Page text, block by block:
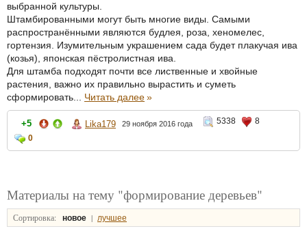
выбранной культуры.
Штамбированными могут быть многие виды. Самыми
распространёнными являются будлея, роза, хеномелес,
гортензия. Изумительным украшением сада будет плакучая ива
(козья), японская пёстролистная ива.
Для штамба подходят почти все лиственные и хвойные
растения, важно их правильно вырастить и суметь
сформировать... Читать далее»
+5 Lika179 29 ноября 2016 года 5338
8
0
Материалы на тему "формирование деревьев"
Сортировка: новое | лучшее